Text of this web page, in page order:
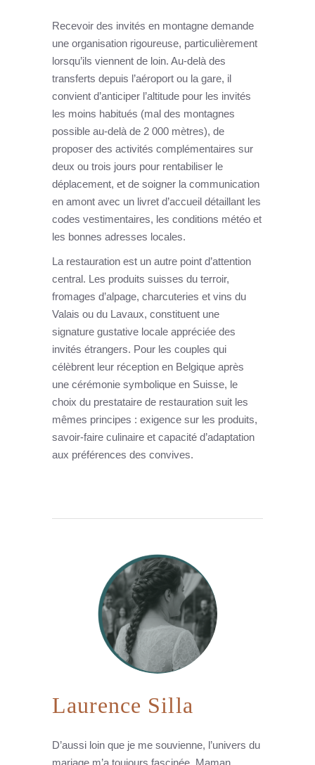
Recevoir des invités en montagne demande
une organisation rigoureuse, particulièrement
lorsqu’ils viennent de loin. Au-delà des
transferts depuis l’aéroport ou la gare, il
convient d’anticiper l’altitude pour les invités
les moins habitués (mal des montagnes
possible au-delà de 2 000 mètres), de
proposer des activités complémentaires sur
deux ou trois jours pour rentabiliser le
déplacement, et de soigner la communication
en amont avec un livret d’accueil détaillant les
codes vestimentaires, les conditions météo et
les bonnes adresses locales.
La restauration est un autre point d’attention
central. Les produits suisses du terroir,
fromages d’alpage, charcuteries et vins du
Valais ou du Lavaux, constituent une
signature gustative locale appréciée des
invités étrangers. Pour les couples qui
célèbrent leur réception en Belgique après
une cérémonie symbolique en Suisse, le
choix du prestataire de restauration suit les
mêmes principes : exigence sur les produits,
savoir-faire culinaire et capacité d’adaptation
aux préférences des convives.
Laurence Silla
D’aussi loin que je me souvienne, l’univers du
mariage m’a toujours fascinée. Maman